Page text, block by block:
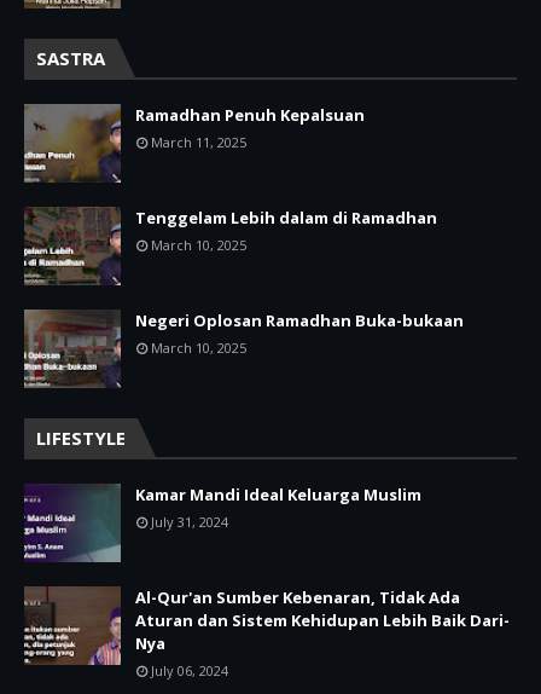
SASTRA
Ramadhan Penuh Kepalsuan
March 11, 2025
Tenggelam Lebih dalam di Ramadhan
March 10, 2025
Negeri Oplosan Ramadhan Buka-bukaan
March 10, 2025
LIFESTYLE
Kamar Mandi Ideal Keluarga Muslim
July 31, 2024
Al-Qur'an Sumber Kebenaran, Tidak Ada
Aturan dan Sistem Kehidupan Lebih Baik Dari-
Nya
July 06, 2024